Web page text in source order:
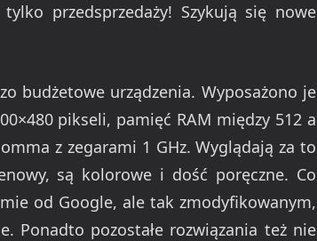
przedsprzedaży! Szykują się nowe
budżetowe urządzenia. Wyposażono je
pikseli, pamięć RAM między 512 a
z zegarami 1 GHz. Wyglądają za to
są kolorowe i dość poręczne. Co
od Google, ale tak zmodyfikowanym,
Ponadto pozostałe rozwiązania też nie